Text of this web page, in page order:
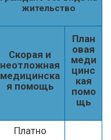
жительство
Скорая и
неотложная
медицинска
я помощь
План
овая
меди
цинс
кая
помо
щь
Платно